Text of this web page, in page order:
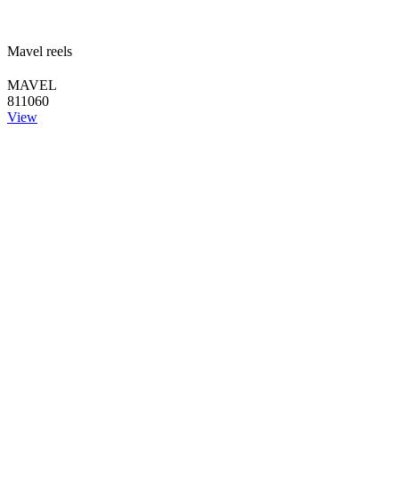
Mavel reels
MAVEL
811060
View